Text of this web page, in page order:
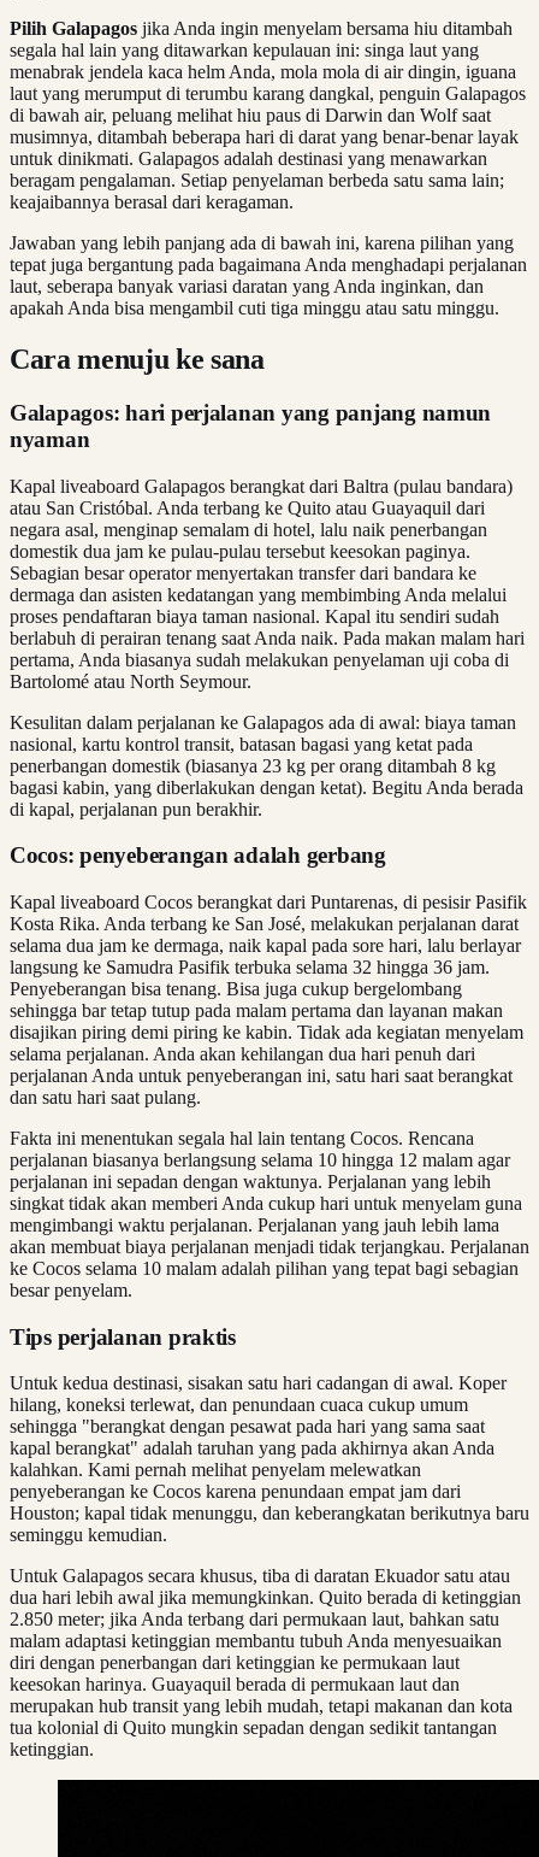
Pilih Galapagos jika Anda ingin menyelam bersama hiu ditambah
segala hal lain yang ditawarkan kepulauan ini: singa laut yang
menabrak jendela kaca helm Anda, mola mola di air dingin, iguana
laut yang merumput di terumbu karang dangkal, penguin Galapagos
di bawah air, peluang melihat hiu paus di Darwin dan Wolf saat
musimnya, ditambah beberapa hari di darat yang benar-benar layak
untuk dinikmati. Galapagos adalah destinasi yang menawarkan
beragam pengalaman. Setiap penyelaman berbeda satu sama lain;
keajaibannya berasal dari keragaman.
Jawaban yang lebih panjang ada di bawah ini, karena pilihan yang
tepat juga bergantung pada bagaimana Anda menghadapi perjalanan
laut, seberapa banyak variasi daratan yang Anda inginkan, dan
apakah Anda bisa mengambil cuti tiga minggu atau satu minggu.
Cara menuju ke sana
Galapagos: hari perjalanan yang panjang namun
nyaman
Kapal liveaboard Galapagos berangkat dari Baltra (pulau bandara)
atau San Cristóbal. Anda terbang ke Quito atau Guayaquil dari
negara asal, menginap semalam di hotel, lalu naik penerbangan
domestik dua jam ke pulau-pulau tersebut keesokan paginya.
Sebagian besar operator menyertakan transfer dari bandara ke
dermaga dan asisten kedatangan yang membimbing Anda melalui
proses pendaftaran biaya taman nasional. Kapal itu sendiri sudah
berlabuh di perairan tenang saat Anda naik. Pada makan malam hari
pertama, Anda biasanya sudah melakukan penyelaman uji coba di
Bartolomé atau North Seymour.
Kesulitan dalam perjalanan ke Galapagos ada di awal: biaya taman
nasional, kartu kontrol transit, batasan bagasi yang ketat pada
penerbangan domestik (biasanya 23 kg per orang ditambah 8 kg
bagasi kabin, yang diberlakukan dengan ketat). Begitu Anda berada
di kapal, perjalanan pun berakhir.
Cocos: penyeberangan adalah gerbang
Kapal liveaboard Cocos berangkat dari Puntarenas, di pesisir Pasifik
Kosta Rika. Anda terbang ke San José, melakukan perjalanan darat
selama dua jam ke dermaga, naik kapal pada sore hari, lalu berlayar
langsung ke Samudra Pasifik terbuka selama 32 hingga 36 jam.
Penyeberangan bisa tenang. Bisa juga cukup bergelombang
sehingga bar tetap tutup pada malam pertama dan layanan makan
disajikan piring demi piring ke kabin. Tidak ada kegiatan menyelam
selama perjalanan. Anda akan kehilangan dua hari penuh dari
perjalanan Anda untuk penyeberangan ini, satu hari saat berangkat
dan satu hari saat pulang.
Fakta ini menentukan segala hal lain tentang Cocos. Rencana
perjalanan biasanya berlangsung selama 10 hingga 12 malam agar
perjalanan ini sepadan dengan waktunya. Perjalanan yang lebih
singkat tidak akan memberi Anda cukup hari untuk menyelam guna
mengimbangi waktu perjalanan. Perjalanan yang jauh lebih lama
akan membuat biaya perjalanan menjadi tidak terjangkau. Perjalanan
ke Cocos selama 10 malam adalah pilihan yang tepat bagi sebagian
besar penyelam.
Tips perjalanan praktis
Untuk kedua destinasi, sisakan satu hari cadangan di awal. Koper
hilang, koneksi terlewat, dan penundaan cuaca cukup umum
sehingga "berangkat dengan pesawat pada hari yang sama saat
kapal berangkat" adalah taruhan yang pada akhirnya akan Anda
kalahkan. Kami pernah melihat penyelam melewatkan
penyeberangan ke Cocos karena penundaan empat jam dari
Houston; kapal tidak menunggu, dan keberangkatan berikutnya baru
seminggu kemudian.
Untuk Galapagos secara khusus, tiba di daratan Ekuador satu atau
dua hari lebih awal jika memungkinkan. Quito berada di ketinggian
2.850 meter; jika Anda terbang dari permukaan laut, bahkan satu
malam adaptasi ketinggian membantu tubuh Anda menyesuaikan
diri dengan penerbangan dari ketinggian ke permukaan laut
keesokan harinya. Guayaquil berada di permukaan laut dan
merupakan hub transit yang lebih mudah, tetapi makanan dan kota
tua kolonial di Quito mungkin sepadan dengan sedikit tantangan
ketinggian.